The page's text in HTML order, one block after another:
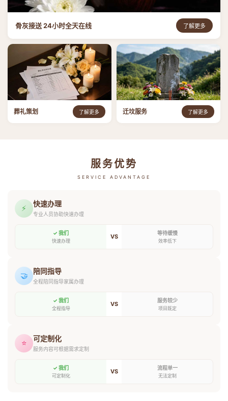
骨灰接送 24小时全天在线 了解更多
葬礼策划 了解更多 迁坟服务 了解更多
服务优势
SERVICE ADVANTAGE
⚡ 快速办理
专业人员协助快速办理
✓ 我们
快速办理
VS 等待缓慢
效率低下
🤝 陪同指导
全程陪同指导家属办理
✓ 我们
全程指导
VS 服务较少
项目既定
⭐ 可定制化
服务内容可根据需求定制
✓ 我们
可定制化
VS 流程单一
无法定制